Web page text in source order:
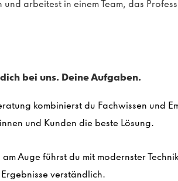
und arbeitest in einem Team, das
bei uns. Deine Aufgaben.
kombinierst du Fachwissen und
und Kunden die beste Lösung.
am Auge führst du mit modernster
verständlich.